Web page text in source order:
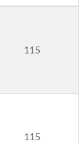
115
115